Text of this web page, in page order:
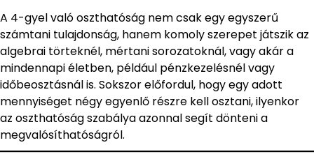
A 4-gyel való oszthatóság nem csak egy egyszerű
számtani tulajdonság, hanem komoly szerepet játszik az
algebrai törteknél, mértani sorozatoknál, vagy akár a
mindennapi életben, például pénzkezelésnél vagy
időbeosztásnál is. Sokszor előfordul, hogy egy adott
mennyiséget négy egyenlő részre kell osztani, ilyenkor
az oszthatóság szabálya azonnal segít dönteni a
megvalósíthatóságról.